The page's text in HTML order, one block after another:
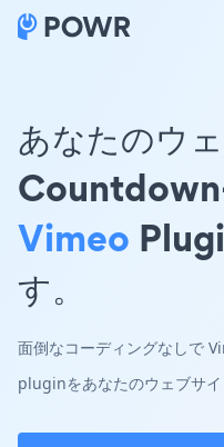
あなたのウ
Vimeo
す。
面倒なコーディングなしで
pluginをあなたのウェブサイ